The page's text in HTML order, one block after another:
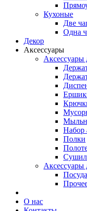
Кухоные
Две
Одна
Декор
Аксессуары
Аксессуары
Набор
Полки
Аксессуары
Посуда
О нас